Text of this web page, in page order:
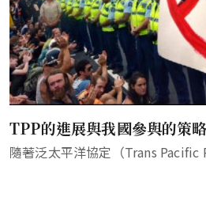
TPP的進展與我國參與的策略
隨著泛太平洋協定（Trans Pacific